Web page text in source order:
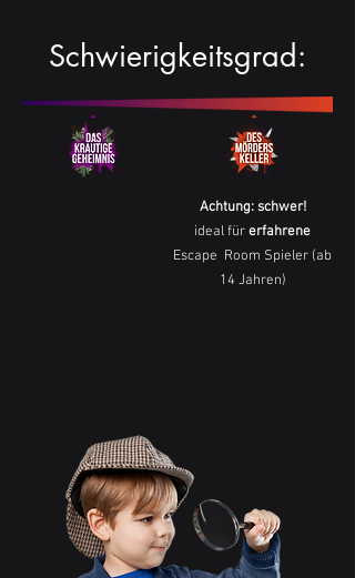
Schwierigkeitsgrad:
Achtung: schwer!
ideal fürerfahrene
Escape Room Spieler (ab
14 Jahren)